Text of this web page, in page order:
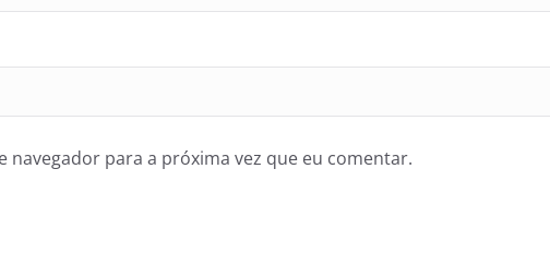
navegador para a próxima vez que eu comentar.